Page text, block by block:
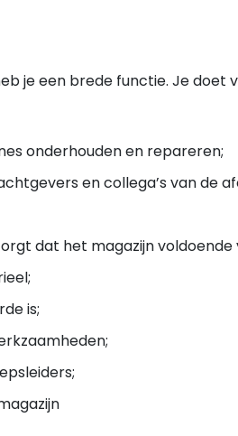
je een brede functie. Je doet
onderhouden en repareren;
en collega’s van de
dat het magazijn
is;